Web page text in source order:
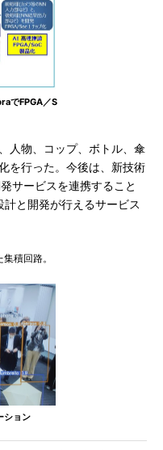
でFPGA／S
人物、コップ、ボトル、傘
を行った。今後は、新技術
サービスを連携すること
と開発が行えるサービス
積回路。
ション